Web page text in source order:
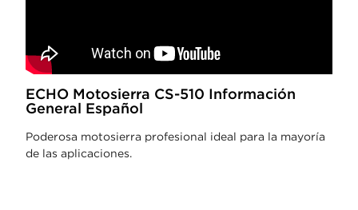
ECHO Motosierra CS-510 Información
General Español
Poderosa motosierra profesional ideal para la mayoría
de las aplicaciones.